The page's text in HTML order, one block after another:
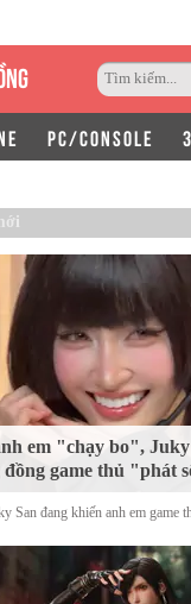
PC/CONSOLE
em "chạy bo", Juky
đồng game thủ "phát
San đang khiến anh em game